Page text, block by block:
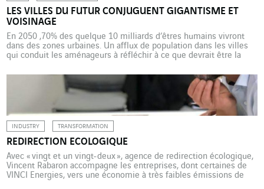
LES VILLES DU FUTUR CONJUGUENT GIGANTISME ET
VOISINAGE
En 2050 ,70% des quelque 10 milliards d’êtres humains vivront
dans des zones urbaines. Un afflux de population dans les villes
qui conduit les aménageurs à réfléchir à ce que devrait être la
d’architectes Skidmore, Owings & Merrill, à Chicago (Etats-Unis), a
dégagé plusieurs axes […]
INDUSTRY TRANSFORMATION
REDIRECTION ECOLOGIQUE
Avec « vingt et un vingt-deux », agence de redirection écologique,
Vincent Rabaron accompagne les entreprises, dont certaines de
VINCI Energies, vers une économie à très faibles émissions de